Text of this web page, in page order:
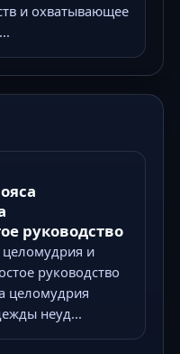
и охватывающее
руководство
и
руководство
целомудрия
неуд...